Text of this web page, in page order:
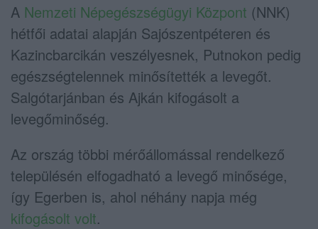
A Nemzeti Népegészségügyi Központ (NNK)
hétfői adatai alapján Sajószentpéteren és
Kazincbarcikán veszélyesnek, Putnokon pedig
egészségtelennek minősítették a levegőt.
Salgótarjánban és Ajkán kifogásolt a
levegőminőség.
Az ország többi mérőállomással rendelkező
településén elfogadható a levegő minősége,
így Egerben is, ahol néhány napja még
kifogásolt volt.